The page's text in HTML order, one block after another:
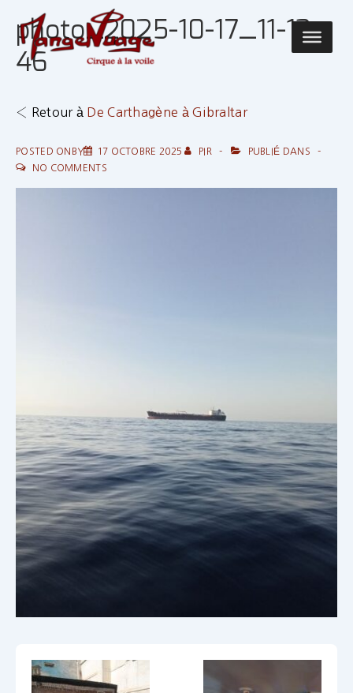
passer
contenu
Main
photo_2025-10-17_11-13-
46
‹ Retour à De Carthagène à Gibraltar
POSTED ONBY 17 OCTOBRE 2025 PIR
PUBLIÉ DANS
NO COMMENTS